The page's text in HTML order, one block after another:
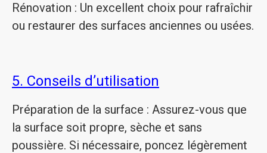
Rénovation : Un excellent choix pour rafraîchir
ou restaurer des surfaces anciennes ou usées.
5. Conseils d’utilisation
Préparation de la surface : Assurez-vous que
la surface soit propre, sèche et sans
poussière. Si nécessaire, poncez légèrement